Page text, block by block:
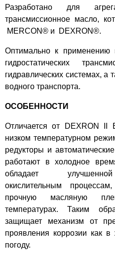
Разработано для
трансмиссионное масло,
MERCON® и DEXRON®.
Оптимально к применению
гидростатических
гидравлических системах, а
водного транспорта.
ОСОБЕННОСТИ
Отличается от DEXRON II
низком температурном
редукторы и
работают в холодное
обладает
окислительным
прочную масляную
температурах. Таким
защищает механизм от
проявления коррозии как
погоду.